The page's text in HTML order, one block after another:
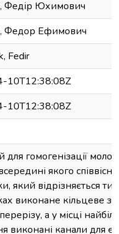
Федір Юхимович
Федор Ефимович
Fedir
10T12:38:08Z
10T12:38:08Z
для гомогенізації
якого
який відрізняється
виконане кільцеве
а у місці
виконані канали для